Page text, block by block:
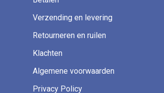
Verzending en levering
Retourneren en ruilen
Klachten
Algemene voorwaarden
Privacy Policy